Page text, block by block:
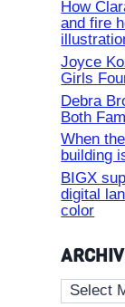
How
and fire
Joyce
Girls
Debra
Both
When
building
BIGX
digital
color
Archives